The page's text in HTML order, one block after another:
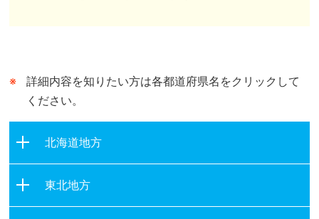
詳細内容を知りたい方は各都道府県名をクリックして
ください。
北海道地方
東北地方